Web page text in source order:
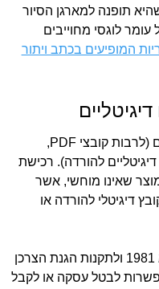
תופנה למארגן הסיור
לוגסי מחוייבים
המופיעים בכתב ויתור
האתר מציע למכירה ספרים דיגיטליים (לרבות קובצי PDF,
להורדה). רכישת
שאינו מוחשי, אשר
דיגיטלי להורדה או
בהתאם לחוק הגנת הצרכן, התשמ"א 1981 ולתקנות הגנת הצרכן
התשע"א 2010, אין אפשרות לבטל עסקה או לקבל